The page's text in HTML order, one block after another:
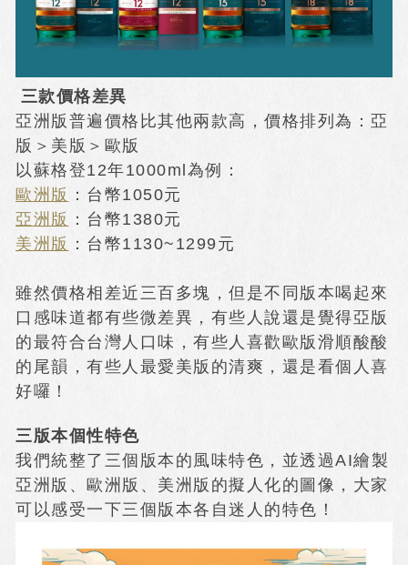
三款價格差異
亞洲版普遍價格比其他兩款高，價格排列為：亞
版＞美版＞歐版
以蘇格登12年1000ml為例：
歐洲版 ：台幣1050元
亞洲版 ：台幣1380元
美洲版 ：台幣1130~1299元
雖然價格相差近三百多塊，但是不同版本喝起來
口感味道都有些微差異，有些人說還是覺得亞版
的最符合台灣人口味，有些人喜歡歐版滑順酸酸
的尾韻，有些人最愛美版的清爽，還是看個人喜
好囉！
三版本個性特色
我們統整了三個版本的風味特色，並透過AI繪製
亞洲版、歐洲版、美洲版的擬人化的圖像，大家
可以感受一下三個版本各自迷人的特色！